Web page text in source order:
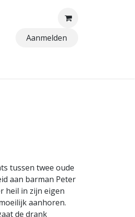
Aanmelden
tussen twee oude
aan barman Peter
heil in zijn eigen
aanhoren.
de drank